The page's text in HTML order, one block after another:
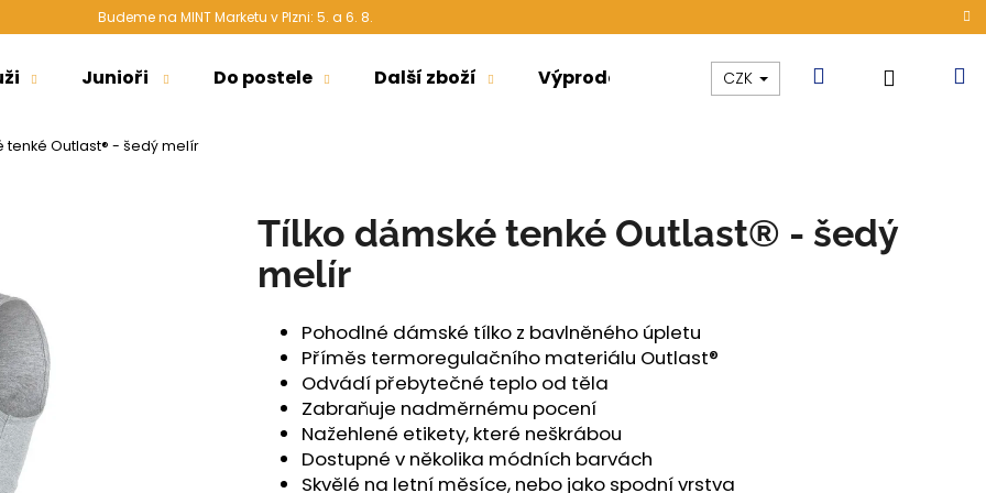
Budeme na MINT Marketu v Plzni: 5. a 6. 8.
Junioři Do postele Další zboží Výprodej Kolekce Akce
CZK Hledat
tenké Outlast® - šedý melír
Tílko dámské tenké Outlast® - šedý
melír
Pohodlné dámské tílko z bavlněného úpletu
Příměs termoregulačního materiálu Outlast®
Odvádí přebytečné teplo od těla
Zabraňuje nadměrnému pocení
Nažehlené etikety, které neškrábou
Dostupné v několika módních barvách
Skvělé na letní měsíce, nebo jako spodní vrstva
HIGH LONG DÁMSKÉ TENKÉ ŠORTKY HIGH LONG DÁMSKÉ TENKÉ